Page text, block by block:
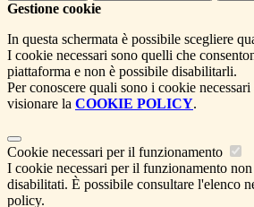
Gestione cookie
In questa schermata è possibile scegliere
I cookie necessari sono quelli che
piattaforma e non è possibile disabilitarli.
Per conoscere quali sono i cookie
visionare la COOKIE POLICY.
Cookie necessari per il funzionamento
I cookie necessari per il funzionamento non
disabilitati. È possibile consultare l'elenco
policy.